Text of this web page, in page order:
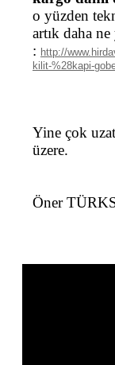
o yüzden
artık daha
: http://
kilit-%28kapi-
Yine çok
üzere.
Öner